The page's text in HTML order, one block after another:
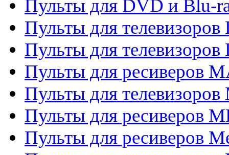
Пульты для DVD и Blu-
Пульты для телевизоров
Пульты для телевизоров
Пульты для ресиверов
Пульты для телевизоров
Пульты для ресиверов
Пульты для ресиверов